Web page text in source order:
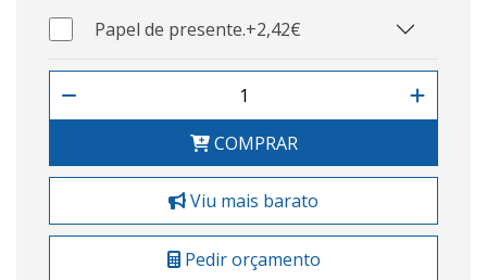
Papel de presente.+2,42€
COMPRAR
Viu mais barato
Pedir orçamento